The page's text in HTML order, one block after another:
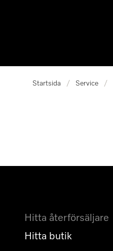
Startsida / Service /
Hitta återförsäljare
Hitta butik